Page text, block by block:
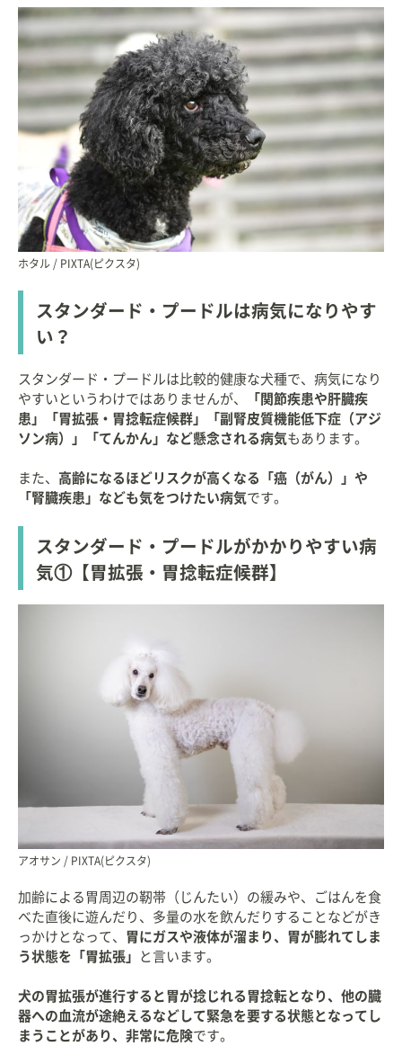
ホタル / PIXTA(ピクスタ)
スタンダード・プードルは病気になりやす
い？
スタンダード・プードルは比較的健康な犬種で、病気になり
やすいというわけではありませんが、
「関節疾患や肝臓疾
患」「胃拡張・胃捻転症候群」「副腎皮質機能低下症（アジ
ソン病）」「てんかん」など懸念される病気もあります。
また、 高齢になるほどリスクが高くなる「癌（がん）」や
「腎臓疾患」なども気をつけたい病気です。
スタンダード・プードルがかかりやすい病
気①【胃拡張・胃捻転症候群】
アオサン / PIXTA(ピクスタ)
加齢による胃周辺の靭帯（じんたい）の緩みや、ごはんを食
べた直後に遊んだり、多量の水を飲んだりすることなどがき
っかけとなって、 胃にガスや液体が溜まり、胃が膨れてしま
う状態を「胃拡張」
と言います。
犬の胃拡張が進行すると胃が捻じれる胃捻転となり、他の臓
器への血流が途絶えるなどして緊急を要する状態となってし
まうことがあり、非常に危険です。